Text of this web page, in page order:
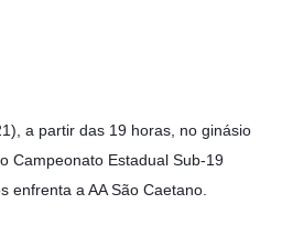
a partir das 19 horas, no ginásio
Campeonato Estadual Sub-19
enfrenta a AA São Caetano.